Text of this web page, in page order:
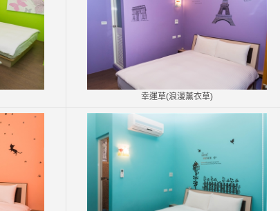
幸運草(浪漫薰衣草)